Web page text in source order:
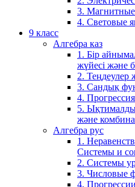
3.
4. Световые
9 класс
Алгебра каз
1. Бір
жүйесі және
2. Теңдеулер
3. Сандық
4.
5.
және
Алгебра рус
1.
Системы и
2. Системы
3. Числовые
4. Прогрессии